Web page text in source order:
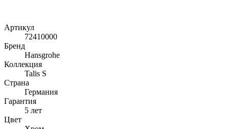
Артикул
72410000
Бренд
Hansgrohe
Коллекция
Talis S
Страна
Германия
Гарантия
5 лет
Цвет